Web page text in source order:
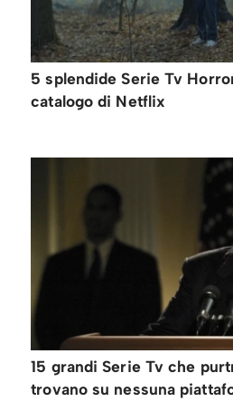
5 splendide Serie Tv
catalogo di Netflix
15 grandi Serie Tv che
trovano su nessuna